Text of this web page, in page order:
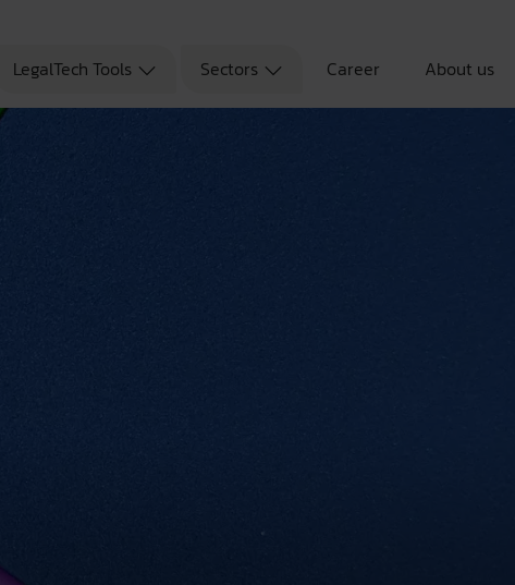
LegalTech Tools Sectors Career About us